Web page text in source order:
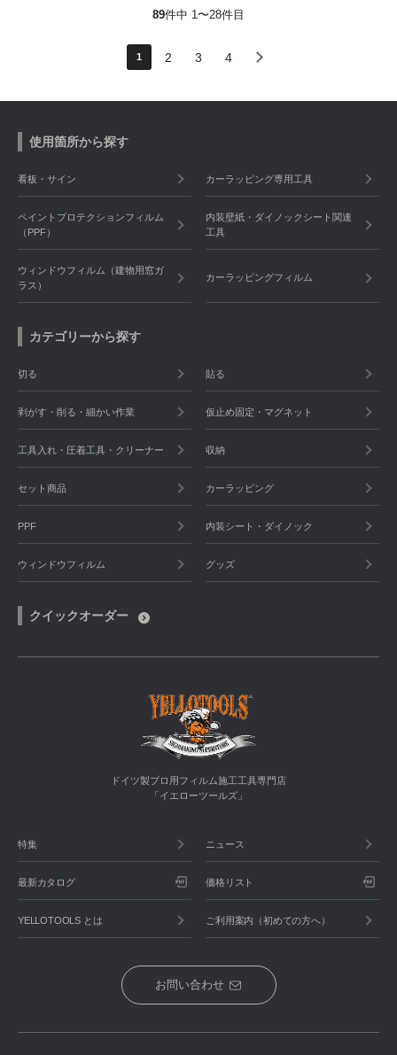
89件中 1〜28件目
1 2 3 4
使用箇所から探す
看板・サイン カーラッピング専用工具
ペイントプロテクションフィルム
（PPF）
内装壁紙・ダイノックシート関連
工具
ウィンドウフィルム（建物用窓ガ
ラス）
カーラッピングフィルム
カテゴリーから探す
切る 貼る
剥がす・削る・細かい作業 仮止め固定・マグネット
工具入れ・圧着工具・クリーナー 収納
セット商品 カーラッピング
PPF 内装シート・ダイノック
ウィンドウフィルム グッズ
クイックオーダー
ドイツ製プロ用フィルム施工工具専門店
「イエローツールズ」
特集 ニュース
最新カタログ 価格リスト
YELLOTOOLS とは ご利用案内（初めての方へ）
お問い合わせ